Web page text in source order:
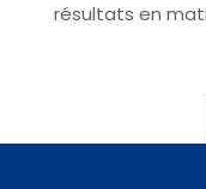
résultats en